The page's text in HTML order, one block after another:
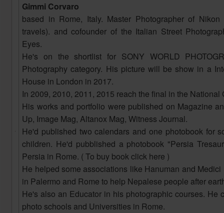
Gimmi Corvaro
based in Rome, Italy. Master Photographer of
travels). and cofounder of the Italian Street
Eyes.
He's on the shortlist for SONY WORLD
Photography category. His picture will be show in a
House in London in 2017.
In 2009, 2010, 2011, 2015 reach the final in the
His works and portfolio were published on Magazine
Up, Image Mag, Altanox Mag, Witness Journal.
He'd published two calendars and one photobook for
children. He'd pubblished a photobook "Persia
Persia in Rome. ( To buy book click here )
He helped some associations like Hanuman and
in Palermo and Rome to help Nepalese people after
He's also an Educator in his photographic courses. He
photo schools and Universities in Rome.